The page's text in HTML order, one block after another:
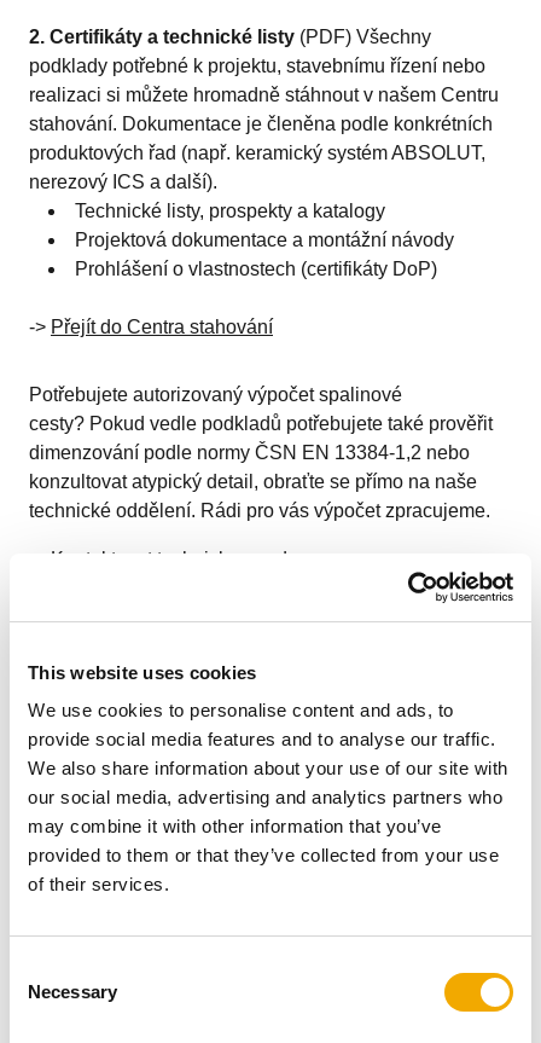
This website uses cookies
We use cookies to personalise content and ads, to
provide social media features and to analyse our traffic.
We also share information about your use of our site with
our social media, advertising and analytics partners who
may combine it with other information that you’ve
provided to them or that they’ve collected from your use
of their services.
Necessary
2. Certifikáty a technické listy (PDF) Všechny
podklady potřebné k projektu, stavebnímu řízení nebo
realizaci si můžete hromadně stáhnout v našem Centru
stahování. Dokumentace je členěna podle konkrétních
produktových řad (např. keramický systém ABSOLUT,
nerezový ICS a další).
Technické listy, prospekty a katalogy
Projektová dokumentace a montážní návody
Prohlášení o vlastnostech (certifikáty DoP)
-> Přejít do Centra stahování
Potřebujete autorizovaný výpočet spalinové
cesty? Pokud vedle podkladů potřebujete také prověřit
dimenzování podle normy ČSN EN 13384-1,2 nebo
konzultovat atypický detail, obraťte se přímo na naše
technické oddělení. Rádi pro vás výpočet zpracujeme.
Kontaktovat technickou podporu
4. Odborná technická podpora pro
vaše projekty
Nenechávejte složité detaily bez odpovědi. Jako partner
pro projekční a architektonické kanceláře vám
poskytujeme přímou vazbu na naše specialisty a
Technická podpora a konzultace:Náš tým
posouzení komplikovaných projektů, dimenzování